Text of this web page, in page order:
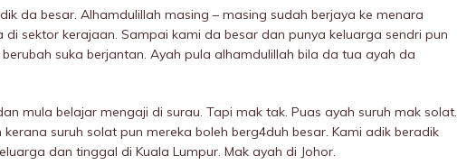
da besar. Alhamdulillah masing – masing sudah berjaya ke menara
di sektor kerajaan. Sampai kami da besar dan punya keluarga sendri pun
suka berjantan. Ayah pula alhamdulillah bila da tua ayah da
mula belajar mengaji di surau. Tapi mak tak. Puas ayah suruh mak solat.
suruh solat pun mereka boleh berg4duh besar. Kami adik beradik
dan tinggal di Kuala Lumpur. Mak ayah di Johor.